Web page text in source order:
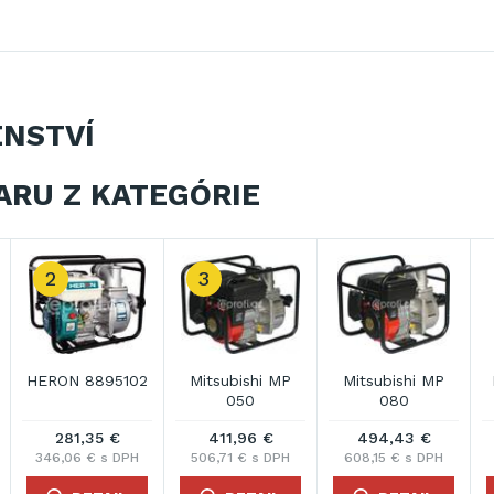
Z KATEGÓRIE
2
HERON 8895102
281,35 €
346,06 € s DPH
3
Mitsubishi MP
050
411,96 €
506,71 € s DPH
Mitsubishi MP
080
494,43 €
608,15 € s DPH